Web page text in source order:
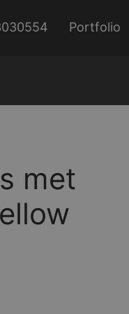
Portfolio
met